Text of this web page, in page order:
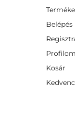
Belépés
Profilom
Kosár